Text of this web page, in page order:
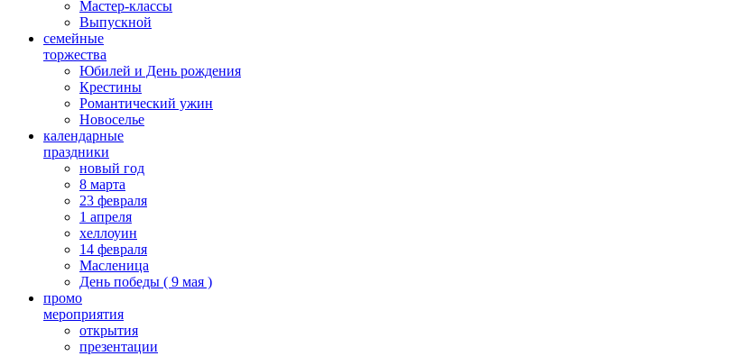
Мастер-классы
Выпускной
cемейные
торжества
Юбилей и День рождения
Крестины
Романтический ужин
Новоселье
календарные
праздники
новый год
8 марта
23 февраля
1 апреля
хеллоуин
14 февраля
Масленица
День победы ( 9 мая )
промо
мероприятия
открытия
презентации